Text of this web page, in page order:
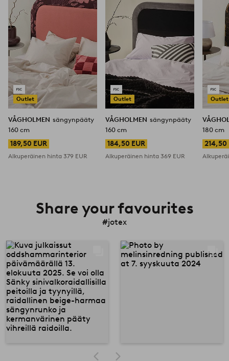
Outlet
VÅGHOLMEN sängynpääty
160 cm
189,50 EUR
Alkuperäinen hinta 379 EUR
Outlet
VÅGHOLMEN sängynpääty
160 cm
184,50 EUR
Alkuperäinen hinta369 EUR
Outlet
180 cm
214,50
Share your favourites
#jotex